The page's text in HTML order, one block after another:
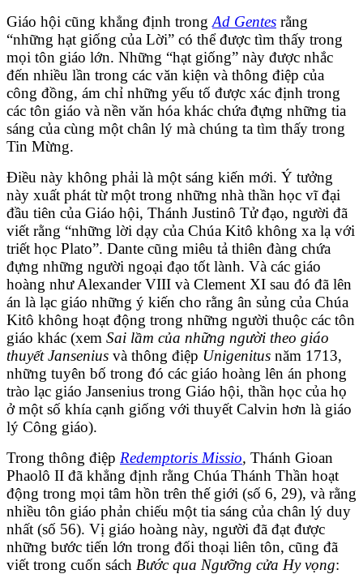
Giáo hội cũng khẳng định trong Ad Gentes rằng
“những hạt giống của Lời” có thể được tìm thấy trong
mọi tôn giáo lớn. Những “hạt giống” này được nhắc
đến nhiều lần trong các văn kiện và thông điệp của
công đồng, ám chỉ những yếu tố được xác định trong
các tôn giáo và nền văn hóa khác chứa đựng những tia
sáng của cùng một chân lý mà chúng ta tìm thấy trong
Tin Mừng.
Điều này không phải là một sáng kiến ​​mới. Ý tưởng
này xuất phát từ một trong những nhà thần học vĩ đại
đầu tiên của Giáo hội, Thánh Justinô Tử đạo, người đã
viết rằng “những lời dạy của Chúa Kitô không xa lạ với
triết học Plato”. Dante cũng miêu tả thiên đàng chứa
đựng những người ngoại đạo tốt lành. Và các giáo
hoàng như Alexander VIII và Clement XI sau đó đã lên
án là lạc giáo những ý kiến cho rằng ân sủng của Chúa
Kitô không hoạt động trong những người thuộc các tôn
giáo khác (xem Sai lầm của những người theo giáo
thuyết Jansenius và thông điệp Unigenitus năm 1713,
những tuyên bố trong đó các giáo hoàng lên án phong
trào lạc giáo Jansenius trong Giáo hội, thần học của họ
ở một số khía cạnh giống với thuyết Calvin hơn là giáo
lý Công giáo).
Trong thông điệp Redemptoris Missio, Thánh Gioan
Phaolô II đã khẳng định rằng Chúa Thánh Thần hoạt
động trong mọi tâm hồn trên thế giới (số 6, 29), và rằng
nhiều tôn giáo phản chiếu một tia sáng của chân lý duy
nhất (số 56). Vị giáo hoàng này, người đã đạt được
những bước tiến lớn trong đối thoại liên tôn, cũng đã
viết trong cuốn sách Bước qua Ngưỡng cửa Hy vọng: